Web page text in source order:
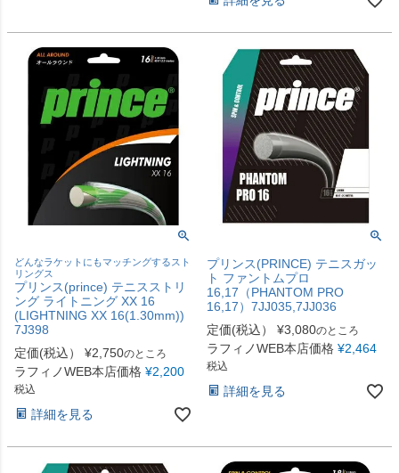
どんなラケットにもマッチングするスト
リングス
プリンス(prince) テニスストリ
ング ライトニング XX 16
(LIGHTNING XX 16(1.30mm))
7J398
定価(税込）
¥2,750のところ
ラフィノWEB本店価格 ¥2,200
税込
詳細を見る
プリンス(PRINCE) テニスガッ
ト ファントムプロ
16,17（PHANTOM PRO
16,17）7JJ035,7JJ036
定価(税込）
¥3,080のところ
ラフィノWEB本店価格 ¥2,464
税込
詳細を見る